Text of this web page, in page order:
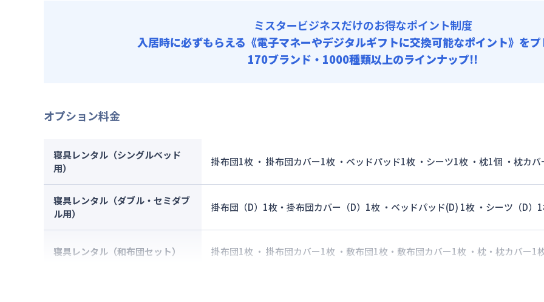
ミスタービジネスだけのお得なポイント制度
入居時に必ずもらえる 《電子マネーやデジタルギフトに交換可能なポイント》を
170ブランド・1000種類以上のラインナップ!!
オプション料金
寝具レンタル（シングルベッド
用）
掛布団1枚 ・ 掛布団カバー1枚 ・ベッドパッド1枚 ・シーツ1枚 ・枕1個 ・枕カ
寝具レンタル（ダブル・セミダブ
ル用）
掛布団（D）1枚・掛布団カバー（D）1枚 ・ベッドパッド(D) 1枚 ・シーツ（D）
寝具レンタル（和布団セット） 掛布団1枚 ・ 掛布団カバー1枚 ・敷布団1枚・敷布団カバー1枚 ・枕・枕カバー1